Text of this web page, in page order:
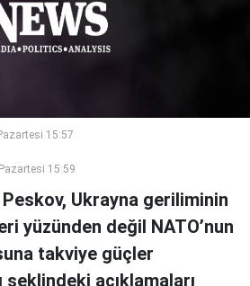
15:57
15:59
Ukrayna geriliminin
yüzünden değil NATO’nun
takviye güçler
şeklindeki açıklamaları